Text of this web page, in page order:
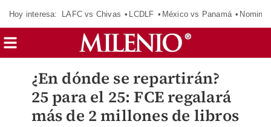
Hoy interesa: LAFC vs Chivas LCDLF México vs Panamá
¿En dónde se repartirán?
25 para el 25: FCE regalará
más de 2 millones de libros